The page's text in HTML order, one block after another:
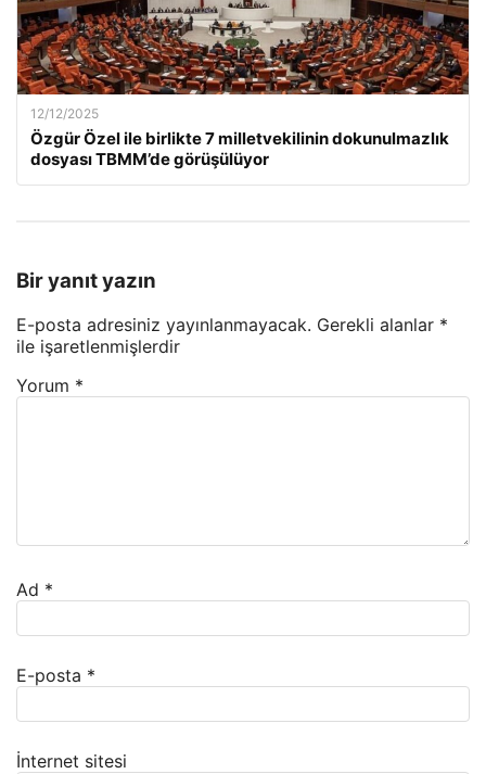
12/12/2025
Özgür Özel ile birlikte 7 milletvekilinin dokunulmazlık
dosyası TBMM’de görüşülüyor
Bir yanıt yazın
E-posta adresiniz yayınlanmayacak. Gerekli alanlar *
ile işaretlenmişlerdir
Yorum *
Ad *
E-posta *
İnternet sitesi